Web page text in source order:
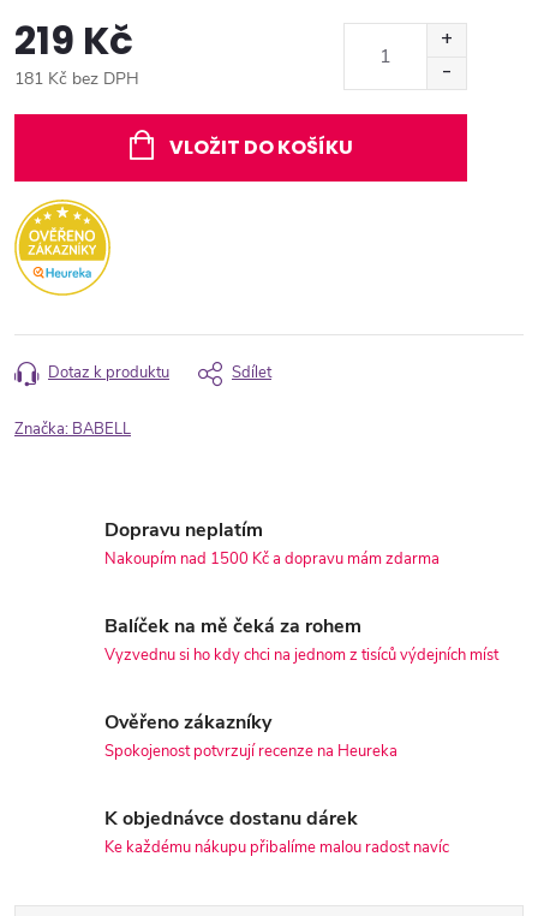
219 Kč
181 Kč bez DPH
VLOŽIT DO KOŠÍKU
Dotaz k produktu Sdílet
Značka: BABELL
Dopravu neplatím
Nakoupím nad 1500 Kč a dopravu mám zdarma
Balíček na mě čeká za rohem
Vyzvednu si ho kdy chci na jednom z tisíců výdejních míst
Ověřeno zákazníky
Spokojenost potvrzují recenze na Heureka
K objednávce dostanu dárek
Ke každému nákupu přibalíme malou radost navíc